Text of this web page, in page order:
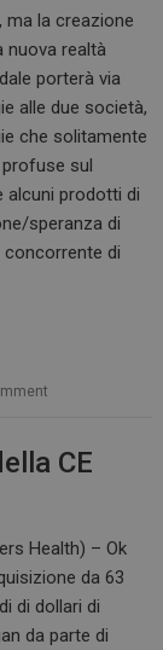
ma la creazione
nuova realtà
porterà via
alle due società,
che solitamente
sul
alcuni prodotti di
speranza di
concorrente di
CE
Health) – Ok
da 63
di dollari di
da parte di